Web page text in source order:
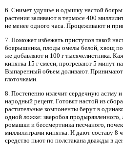
6. Снимет удушье и одышку настой
растения заливают в термосе 400
не менее одного часа. Процеживают и
7. Поможет избежать приступов такой
боярышника, плоды омелы белой, хвощ
же добавляют и 100 г тысячелистника.
кипятка 15 г смеси, прогревают 5 минут
Выпаренный объем доливают.
глоточками.
8. Постепенно излечит сердечную астму
народный рецепт. Готовят настой из
растительные компоненты берут в
одной ложке: зверобоя продырявленного,
ромашки и бессмертника песчаного,
миллилитрами кипятка. И дают составу 8
средство пьют по полстакана дважды в